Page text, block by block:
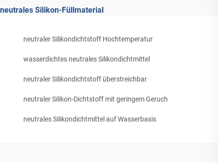
neutrales Silikon-Füllmaterial
neutraler Silikondichtstoff Hochtemperatur
wasserdichtes neutrales Silikondichtmittel
neutraler Silikondichtstoff überstreichbar
neutraler Silikon-Dichtstoff mit geringem Geruch
neutrales Silikondichtmittel auf Wasserbasis